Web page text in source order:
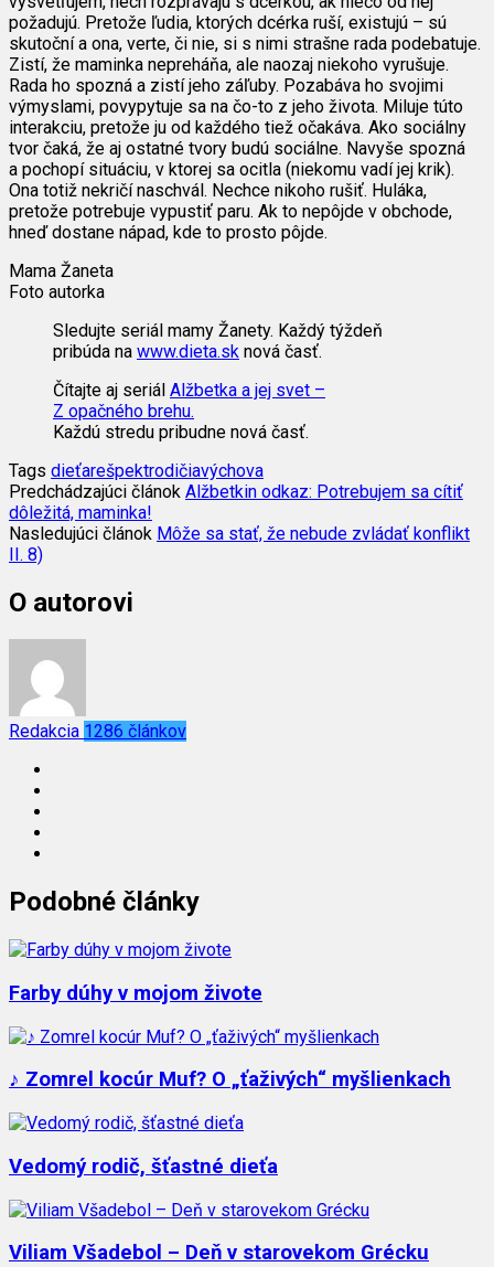
požadujú. Pretože ľudia, ktorých dcérka ruší, existujú – sú
skutoční a ona, verte, či nie, si s nimi strašne rada podebatuje.
Zistí, že maminka nepreháňa, ale naozaj niekoho vyrušuje.
Rada ho spozná a zistí jeho záľuby. Pozabáva ho svojimi
výmyslami, povypytuje sa na čo-to z jeho života. Miluje túto
interakciu, pretože ju od každého tiež očakáva. Ako sociálny
tvor čaká, že aj ostatné tvory budú sociálne. Navyše spozná
a pochopí situáciu, v ktorej sa ocitla (niekomu vadí jej krik).
Ona totiž nekričí naschvál. Nechce nikoho rušiť. Huláka,
pretože potrebuje vypustiť paru. Ak to nepôjde v obchode,
hneď dostane nápad, kde to prosto pôjde.
Mama Žaneta
Foto autorka
Sledujte seriál mamy Žanety. Každý týždeň
pribúda na www.dieta.sk nová časť.
Čítajte aj seriál Alžbetka a jej svet –
Z opačného brehu.
Každú stredu pribudne nová časť.
Tags dieťarešpektrodičiavýchova
Predchádzajúci článok Alžbetkin odkaz: Potrebujem sa cítiť
dôležitá, maminka!
Nasledujúci článok Môže sa stať, že nebude zvládať konflikt
II. 8)
O autorovi
Redakcia 1286 článkov
Podobné články
Farby dúhy v mojom živote
♪ Zomrel kocúr Muf? O „ťaživých“ myšlienkach
Vedomý rodič, šťastné dieťa
Viliam Všadebol – Deň v starovekom Grécku